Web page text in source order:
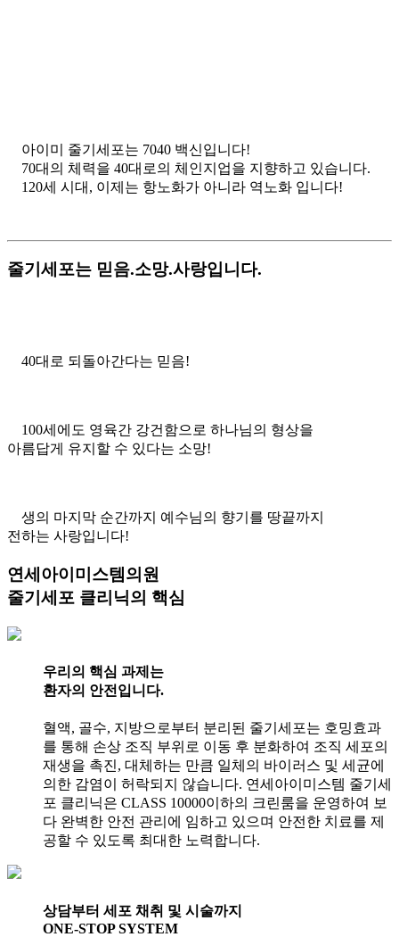
아이미 줄기세포는 7040 백신입니다!
70대의 체력을 40대로의 체인지업을 지향하고 있습니다.
120세 시대, 이제는 항노화가 아니라 역노화 입니다!
줄기세포는 믿음.소망.사랑입니다.
40대로 되돌아간다는 믿음!
100세에도 영육간 강건함으로 하나님의 형상을
아름답게 유지할 수 있다는 소망!
생의 마지막 순간까지 예수님의 향기를 땅끝까지
전하는 사랑입니다!
연세아이미스템의원
줄기세포 클리닉의 핵심
우리의 핵심 과제는
환자의 안전 입니다.
혈액, 골수, 지방으로부터 분리된 줄기세포는 호밍효과
를 통해 손상 조직 부위로 이동 후 분화하여 조직 세포의
재생을 촉진, 대체하는 만큼 일체의 바이러스 및 세균에
의한 감염이 허락되지 않습니다. 연세아이미스템 줄기세
포 클리닉은 CLASS 10000이하의 크린룸을 운영하여 보
다 완벽한 안전 관리에 임하고 있으며 안전한 치료를 제
공할 수 있도록 최대한 노력합니다.
상담부터 세포 채취 및 시술까지
ONE-STOP SYSTEM